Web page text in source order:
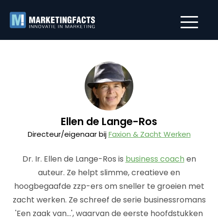
Ellen de Lange-Ros
Directeur/eigenaar bijFaxion & Zacht Werken
Dr. Ir. Ellen de Lange-Ros is business coach en
auteur. Ze helpt slimme, creatieve en
hoogbegaafde zzp-ers om sneller te groeien met
zacht werken. Ze schreef de serie businessromans
'Een zaak van...', waarvan de eerste hoofdstukken